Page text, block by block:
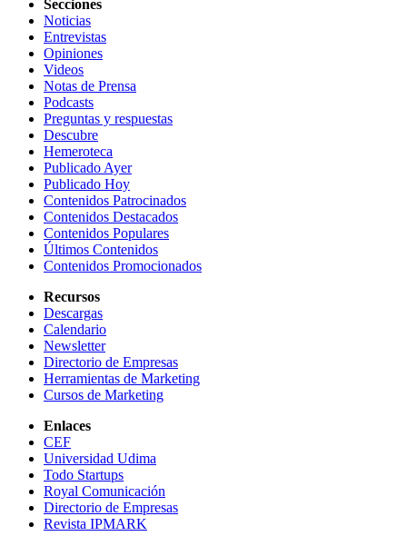
Secciones
Noticias
Entrevistas
Opiniones
Videos
Notas de Prensa
Podcasts
Preguntas y respuestas
Descubre
Hemeroteca
Publicado Ayer
Publicado Hoy
Contenidos Patrocinados
Contenidos Destacados
Contenidos Populares
Últimos Contenidos
Contenidos Promocionados
Recursos
Descargas
Calendario
Newsletter
Directorio de Empresas
Herramientas de Marketing
Cursos de Marketing
Enlaces
CEF
Universidad Udima
Todo Startups
Royal Comunicación
Directorio de Empresas
Revista IPMARK